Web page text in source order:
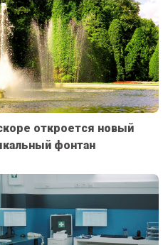
откроется новый
фонтан